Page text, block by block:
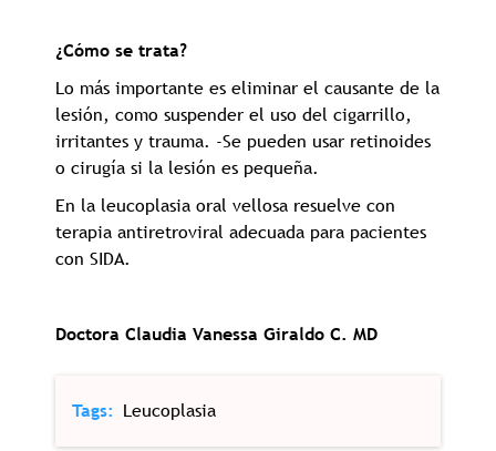
¿Cómo se trata?
Lo más importante es eliminar el causante de la
lesión, como suspender el uso del cigarrillo,
irritantes y trauma. -Se pueden usar retinoides
o cirugía si la lesión es pequeña.
En la leucoplasia oral vellosa resuelve con
terapia antiretroviral adecuada para pacientes
con SIDA.
Doctora Claudia Vanessa Giraldo C. MD
Tags Leucoplasia